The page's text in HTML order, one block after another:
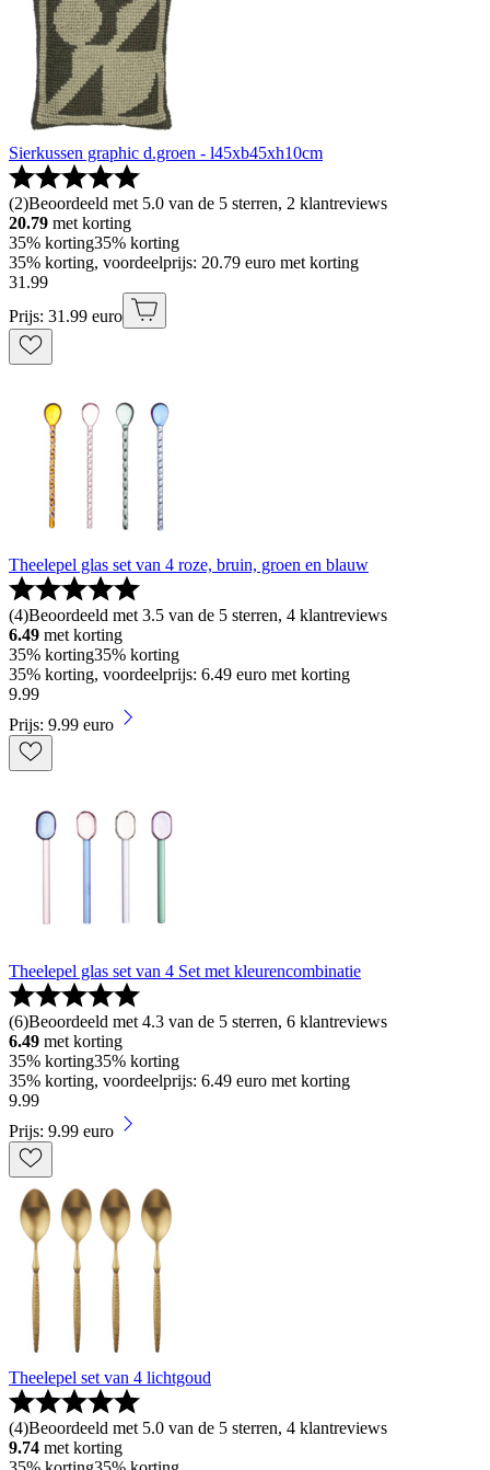
Sierkussen graphic d.groen - l45xb45xh10cm
(2)Beoordeeld met 5.0 van de 5 sterren, 2 klantreviews
20.79 met korting
35% korting35% korting
35% korting, voordeelprijs: 20.79 euro met korting
31 .99
Prijs: 31.99 euro
Theelepel glas set van 4 roze, bruin, groen en blauw
(4)Beoordeeld met 3.5 van de 5 sterren, 4 klantreviews
6.49 met korting
35% korting35% korting
35% korting, voordeelprijs: 6.49 euro met korting
9.99
Prijs: 9.99 euro
Theelepel glas set van 4 Set met kleurencombinatie
(6)Beoordeeld met 4.3 van de 5 sterren, 6 klantreviews
6.49 met korting
35% korting35% korting
35% korting, voordeelprijs: 6.49 euro met korting
9.99
Prijs: 9.99 euro
Theelepel set van 4 lichtgoud
(4)Beoordeeld met 5.0 van de 5 sterren, 4 klantreviews
9.74 met korting